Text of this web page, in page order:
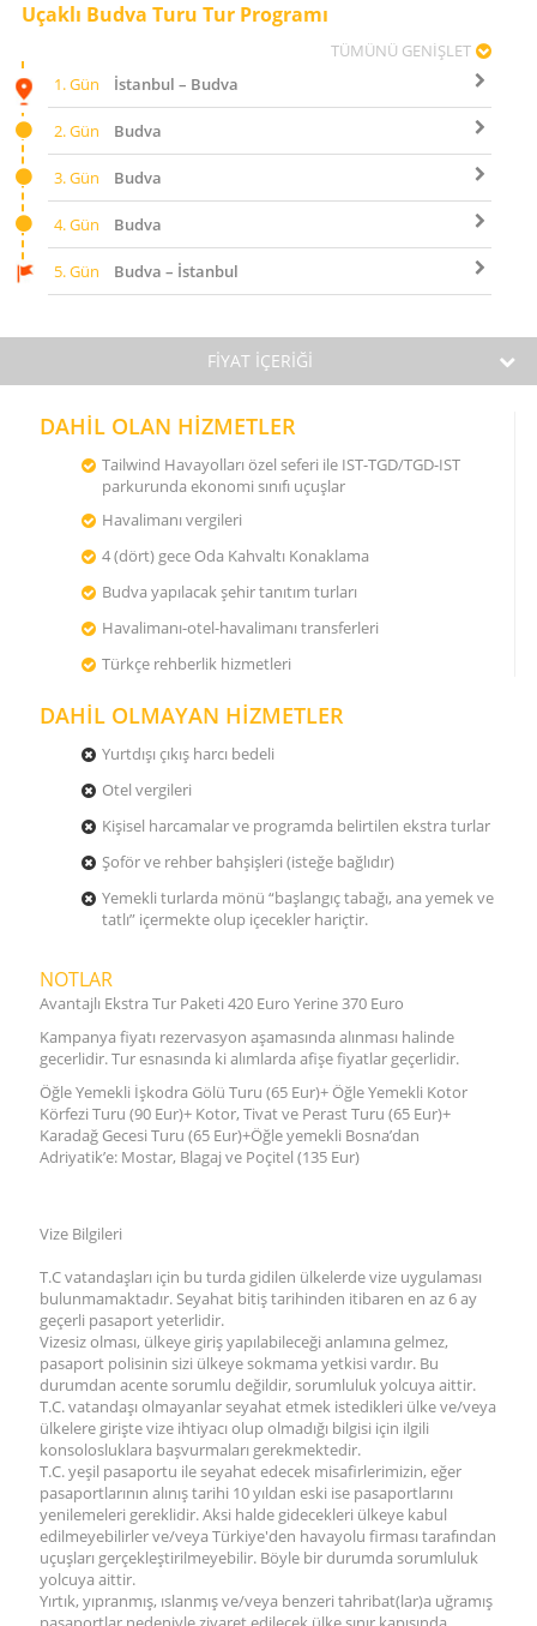
Uçaklı Budva Turu Tur Programı
TÜMÜNÜ GENİŞLET
1. Gün
İstanbul – Budva
2. Gün Budva
3. Gün Budva
4. Gün Budva
5. Gün Budva – İstanbul
FİYAT İÇERİĞİ
DAHİL OLAN HİZMETLER
Tailwind Havayolları özel seferi ile IST-TGD/TGD-IST
parkurunda ekonomi sınıfı uçuşlar
Havalimanı vergileri
4 (dört) gece Oda Kahvaltı Konaklama
Budva yapılacak şehir tanıtım turları
Havalimanı-otel-havalimanı transferleri
Türkçe rehberlik hizmetleri
DAHİL OLMAYAN HİZMETLER
Yurtdışı çıkış harcı bedeli
Otel vergileri
Kişisel harcamalar ve programda belirtilen ekstra turlar
Şoför ve rehber bahşişleri (isteğe bağlıdır)
Yemekli turlarda mönü “başlangıç tabağı, ana yemek ve
tatlı” içermekte olup içecekler hariçtir.
NOTLAR
Avantajlı Ekstra Tur Paketi 420 Euro Yerine 370 Euro
Kampanya fiyatı rezervasyon aşamasında alınması halinde
gecerlidir. Tur esnasında ki alımlarda afişe fiyatlar geçerlidir.
Öğle Yemekli İşkodra Gölü Turu (65 Eur)+ Öğle Yemekli Kotor
Körfezi Turu (90 Eur)+ Kotor, Tivat ve Perast Turu (65 Eur)+
Karadağ Gecesi Turu (65 Eur)+Öğle yemekli Bosna’dan
Adriyatik’e: Mostar, Blagaj ve Poçitel (135 Eur)
Vize Bilgileri
T.C vatandaşları için bu turda gidilen ülkelerde vize uygulaması
bulunmamaktadır. Seyahat bitiş tarihinden itibaren en az 6 ay
geçerli pasaport yeterlidir.
Vizesiz olması, ülkeye giriş yapılabileceği anlamına gelmez,
pasaport polisinin sizi ülkeye sokmama yetkisi vardır. Bu
durumdan acente sorumlu değildir, sorumluluk yolcuya aittir.
T.C. vatandaşı olmayanlar seyahat etmek istedikleri ülke ve/veya
ülkelere girişte vize ihtiyacı olup olmadığı bilgisi için ilgili
konsolosluklara başvurmaları gerekmektedir.
T.C. yeşil pasaportu ile seyahat edecek misafirlerimizin, eğer
pasaportlarının alınış tarihi 10 yıldan eski ise pasaportlarını
yenilemeleri gereklidir. Aksi halde gidecekleri ülkeye kabul
edilmeyebilirler ve/veya Türkiye'den havayolu firması tarafından
uçuşları gerçekleştirilmeyebilir. Böyle bir durumda sorumluluk
yolcuya aittir.
Yırtık, yıpranmış, ıslanmış ve/veya benzeri tahribat(lar)a uğramış